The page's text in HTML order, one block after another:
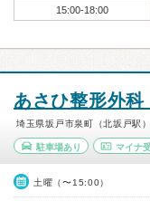
15:00-18:00
あさひ整形外科
埼玉県坂戸市泉町（北坂戸駅）
駐車場あり マイナ
土曜（〜15:00）